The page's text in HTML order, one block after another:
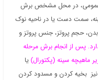
عمومی، در محل مشخص برش
سمت دست یا در ناحیه نوک
حجم پروتز، جنس پروتز و
پس از انجام برش مرحله
ماهیچه سینه (پکتورال)یا
نیز بخیه کردن و مسدود کردن